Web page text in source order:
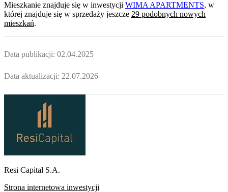
Mieszkanie znajduje się w inwestycji WIMA APARTMENTS, w
której znajduje się w sprzedaży jeszcze 29 podobnych nowych
mieszkań.
Data publikacji: 02.04.2025
Data aktualizacji: 22.07.2026
Resi Capital S.A.
Strona internetowa inwestycji